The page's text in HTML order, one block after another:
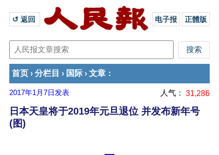
↺ 返回 电子报 正體版
首页 › 分栏目 › 国际 › 文章 ：
2017年1月7日 发表 人气： 31,286
日本天皇将于2019年元旦退位 并发布新年号
(图)